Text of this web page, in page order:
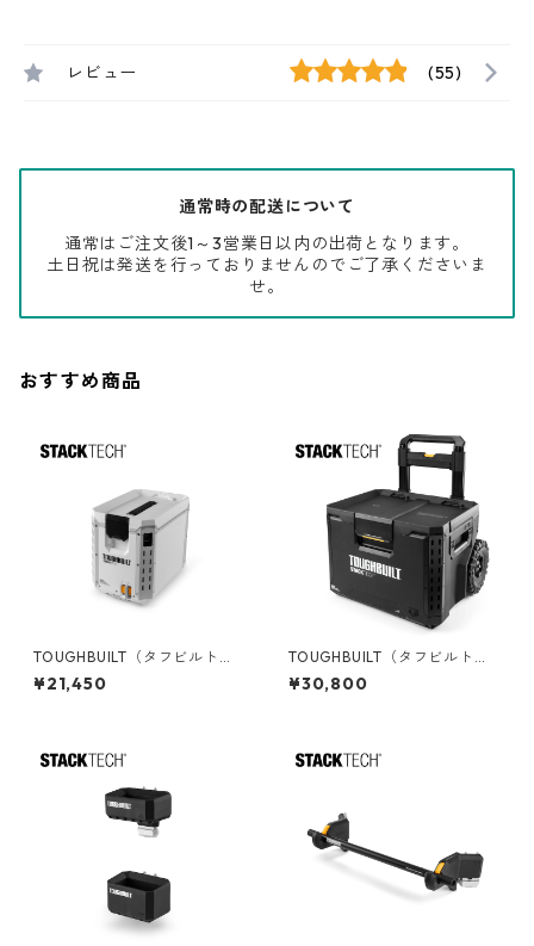
レビュー (55)
通常時の配送について
通常はご注文後1～3営業日以内の出荷となります。
土日祝は発送を行っておりませんのでご了承くださいま
せ。
おすすめ商品
TOUGHBUILT（タフビルト）S
TACK TECH(スタックテック)
ハードクーラー16qt TB-B1-C-
¥21,450
TOUGHBUILT（タフビルト）S
TACK TECH(スタックテック)
ウィールツールボックス70 TB
¥30,800